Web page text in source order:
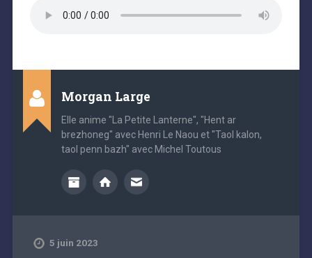
Morgan Large
Elle anime "La Petite Lanterne", "Hent ar
brezhoneg" avec Henri Le Naou et "Taol kalon,
taol penn bazh" avec Michel Toutous
5 juin 2023